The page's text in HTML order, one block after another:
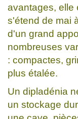
avantages, elle
s'étend de mai
d'un grand
nombreuses
: compactes,
plus étalée.
Un dipladénia
un stockage